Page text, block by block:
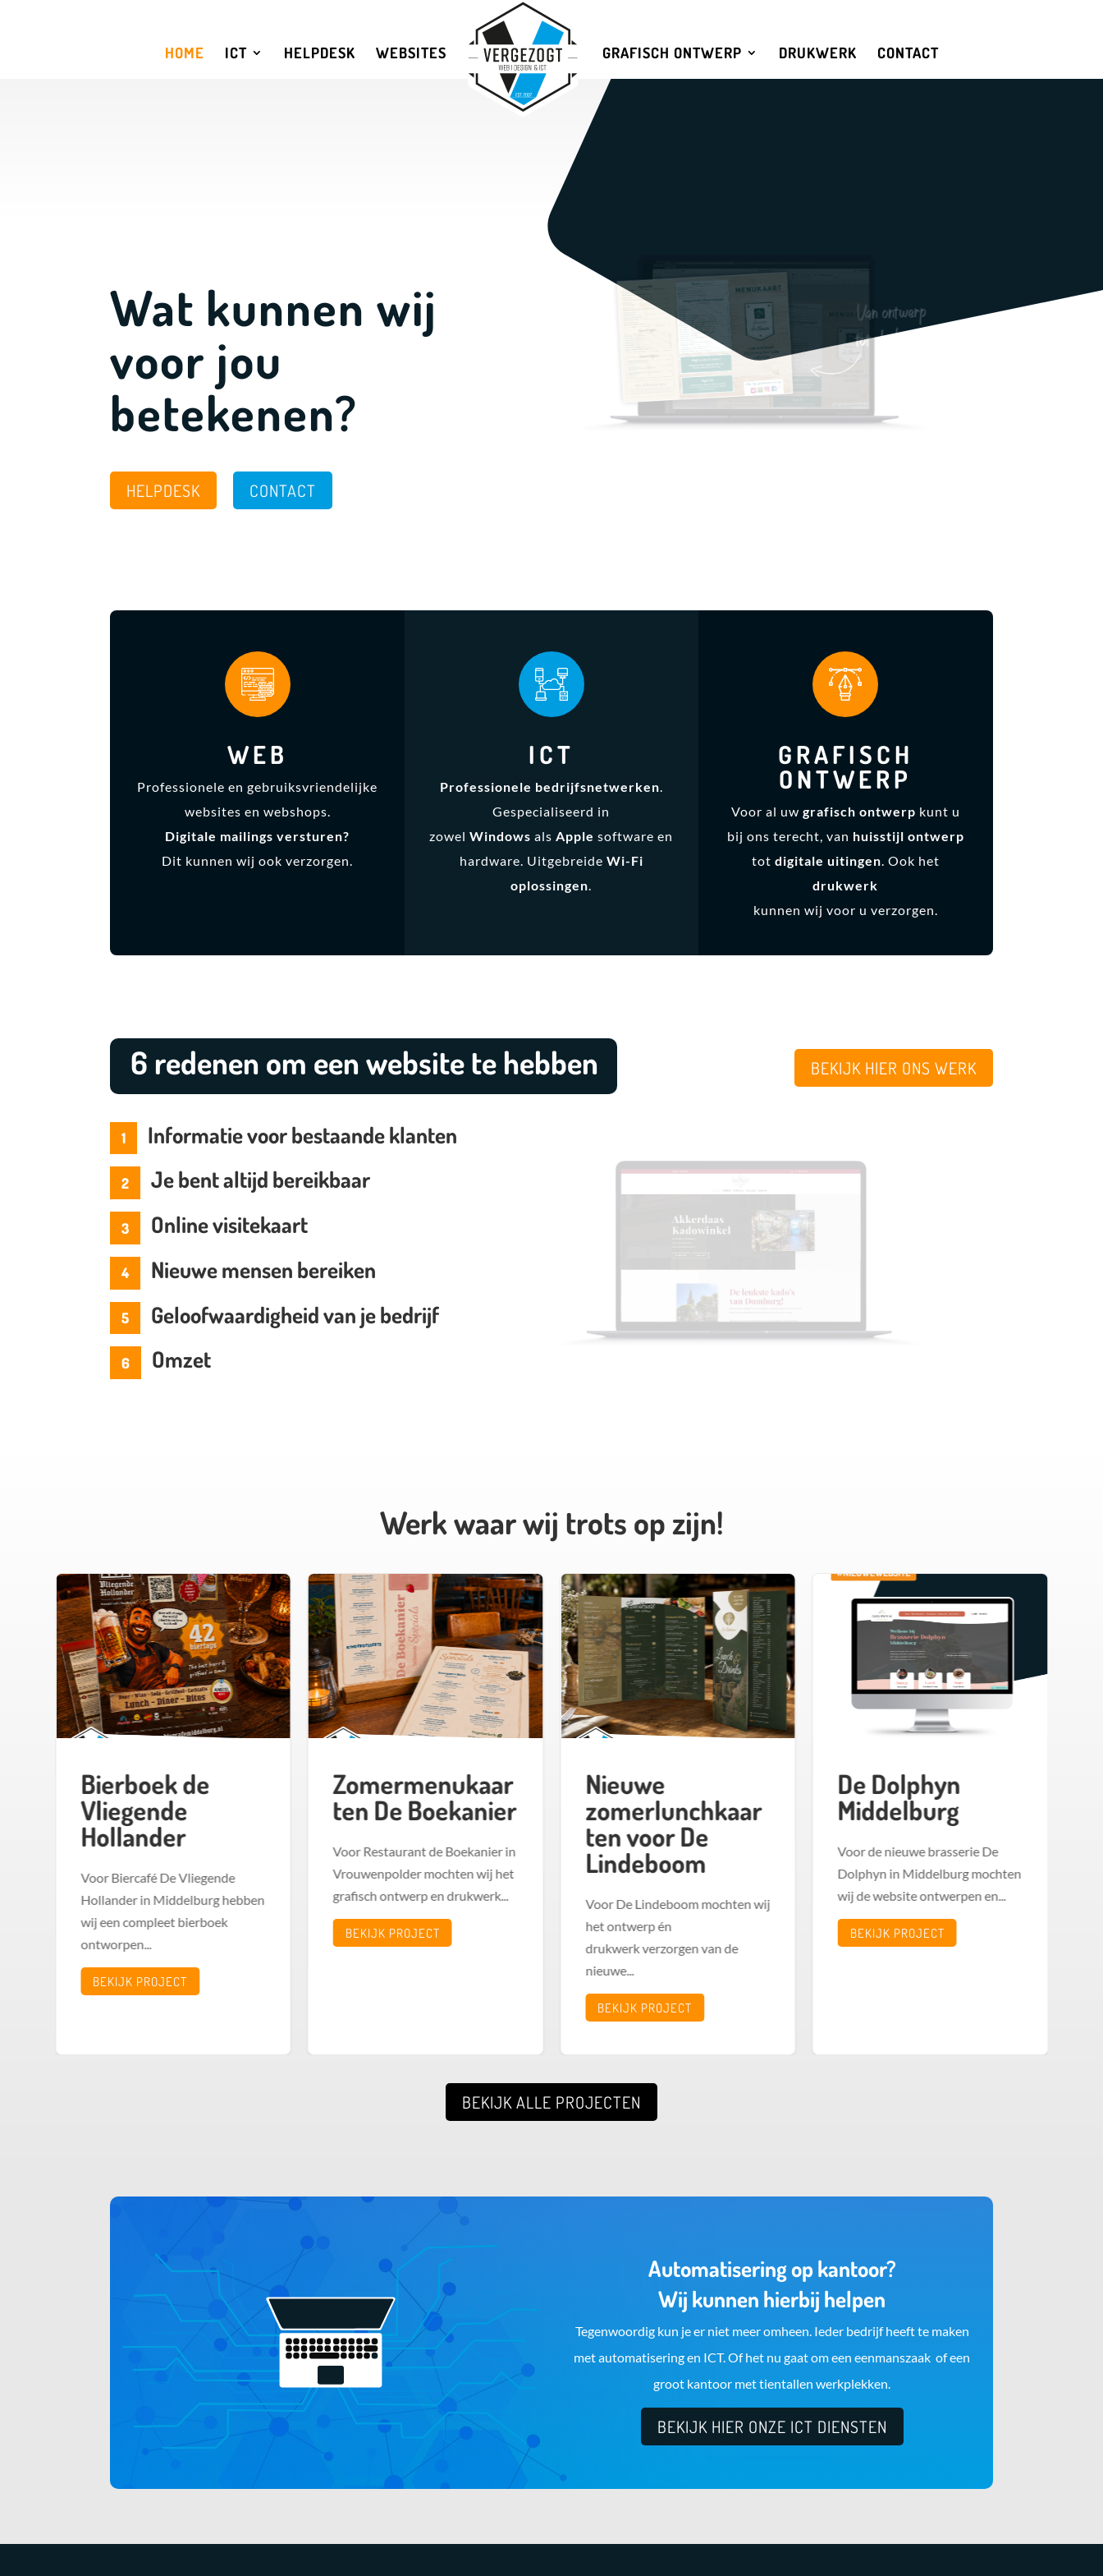
HOME ICT HELPDESK WEBSITES GRAFISCH ONTWERP DRUKWERK CONTACT
Wat kunnen wij
voor jou
betekenen?
HELPDESK CONTACT
WEB
Professionele en gebruiksvriendelijke
websites en webshops.
Digitale mailings versturen?
Dit kunnen wij ook verzorgen.
ICT
Professionele bedrijfsnetwerken.
Gespecialiseerd in
zowelWindows alsApple software en
hardware. Uitgebreide Wi-Fi
oplossingen.
GRAFISCH
ONTWERP
Voor al uw grafisch ontwerp kunt u
bij ons terecht, van huisstijl ontwerp
tot digitale uitingen. Ook het
drukwerk
kunnen wij voor u verzorgen.
6 redenen om een website te hebben BEKIJK HIER ONS WERK
1 Informatie voor bestaande klanten
2 Je bent altijd bereikbaar
3 Online visitekaart
4 Nieuwe mensen bereiken
5 Geloofwaardigheid van je bedrijf
6 Omzet
Werk waar wij trots op zijn!
Bierboek de
Vliegende
Hollander
Voor Biercafé De Vliegende
Hollander in Middelburg hebben
wij een compleet bierboek
ontworpen...
BEKIJK PROJECT
Zomermenukaar
ten De Boekanier
Voor Restaurant de Boekanier in
Vrouwenpolder mochten wij het
grafisch ontwerp en drukwerk...
BEKIJK PROJECT
Nieuwe
zomerlunchkaar
ten voor De
Lindeboom
Voor De Lindeboom mochten wij
het ontwerp én
drukwerk verzorgen van de
nieuwe...
BEKIJK PROJECT
De Dolphyn
Middelburg
Voor de nieuwe brasserie De
Dolphyn in Middelburg mochten
wij de website ontwerpen en...
BEKIJK PROJECT
BEKIJK ALLE PROJECTEN
Automatisering op kantoor?
Wij kunnen hierbij helpen
Tegenwoordig kun je er niet meer omheen. Ieder bedrijf heeft te maken
met automatisering en ICT. Of het nu gaat om een eenmanszaak of een
groot kantoor met tientallen werkplekken.
BEKIJK HIER ONZE ICT DIENSTEN